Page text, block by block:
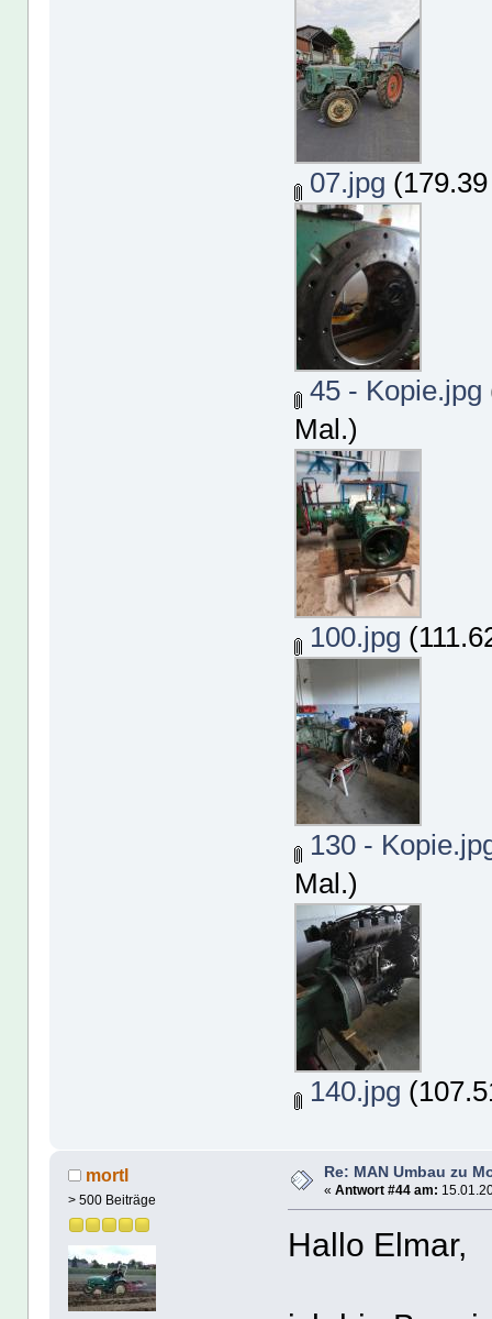
07.jpg
45 - Kopie.jpg
Mal.)
100.jpg
130 -
Mal.)
140.jpg
mortl
> 500 Beiträge
Re: MAN Umbau zu
« Antwort #44 am:
Hallo Elmar,